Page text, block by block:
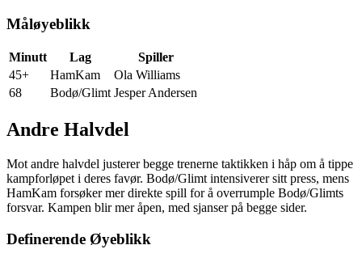
Måløyeblikk
Minutt Lag
Spiller
45+
HamKam
Ola Williams
68
Bodø/Glimt Jesper Andersen
Andre Halvdel
Mot andre halvdel justerer begge trenerne taktikken i håp om å tippe
kampforløpet i deres favør. Bodø/Glimt intensiverer sitt press, mens
HamKam forsøker mer direkte spill for å overrumple Bodø/Glimts
forsvar. Kampen blir mer åpen, med sjanser på begge sider.
Definerende Øyeblikk